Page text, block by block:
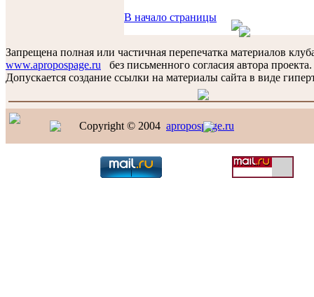
В начало страницы
Запрещена полная или частичная перепечатка материалов
www.apropospage.ru без письменного согласия автора проекта.
Допускается создание ссылки на материалы сайта в виде
Copyright © 2004 apropospage.ru